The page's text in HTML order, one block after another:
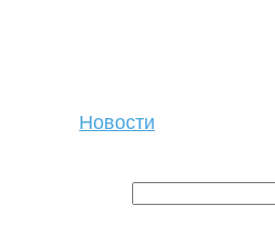
Новости